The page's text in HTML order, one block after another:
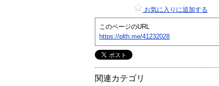
お気に入りに追加する
このページのURL
https://plth.me/41232028
関連カテゴリ